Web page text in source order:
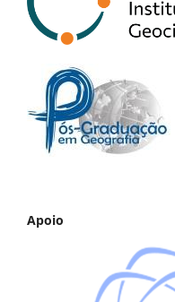
Apoio